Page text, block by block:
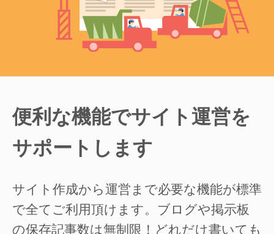
便利な機能でサイト運営を
サポートします
サイト作成から運営まで必要な機能が標準
で全てご利用頂けます。ブログや掲示板
の保存記事数は無制限！どれだけ書いても